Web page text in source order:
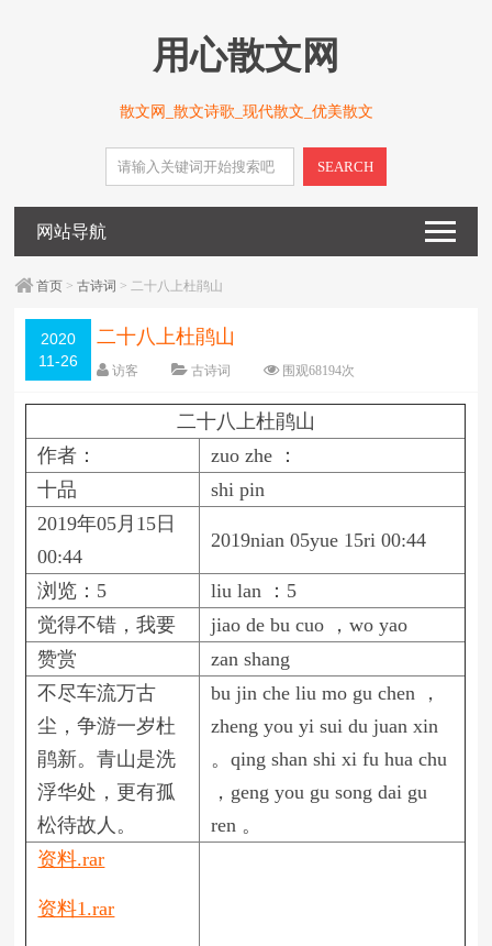
用心散文网
散文网_散文诗歌_现代散文_优美散文
SEARCH
网站导航
首页 >古诗词 > 二十八上杜鹃山
2020
11-26
二十八上杜鹃山
访客 古诗词 围观68194次
中 小
二十八上杜鹃山
作者：
zuo zhe ：
十品
shi pin
2019年05月15日
00:44
2019nian 05yue 15ri 00:44
浏览：5
liu lan ：5
觉得不错，我要
jiao de bu cuo ，wo yao
赞赏
zan shang
不尽车流万古
尘，争游一岁杜
鹃新。青山是洗
浮华处，更有孤
松待故人。
bu jin che liu mo gu chen ，
zheng you yi sui du juan xin
。qing shan shi xi fu hua chu
，geng you gu song dai gu
ren 。
资料.rar
资料1.rar